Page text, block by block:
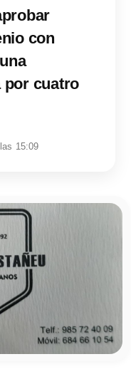
con
por cuatro
15:09